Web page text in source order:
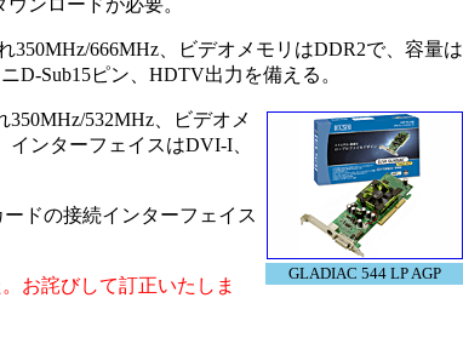
ンロードが必要。
666MHz、ビデオメモリはDDR2で、容量は
D-Sub15ピン、HDTV出力を備える。
GLADIAC 544 LP AGP
532MHz、ビデオメ
ンターフェイスはDVI-I、
ドの接続インターフェイス
お詫びして訂正いたしま